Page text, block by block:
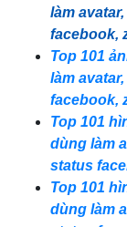
làm
facebook,
Top 101
làm
facebook,
Top 101
dùng làm
status
Top 101
dùng làm